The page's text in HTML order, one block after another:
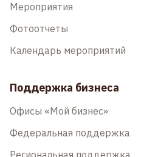
Мероприятия
Фотоотчеты
Календарь мероприятий
Поддержка бизнеса
Офисы «Мой бизнес»
Федеральная поддержка
Региональная поддержка